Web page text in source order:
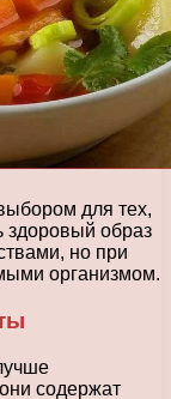
для тех,
здоровый образ
но при
организмом.
содержат